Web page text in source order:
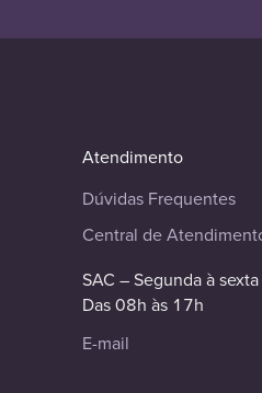
Atendimento
Dúvidas Frequentes
Central de
SAC – Segunda à sexta
Das 08h às 17h
E-mail